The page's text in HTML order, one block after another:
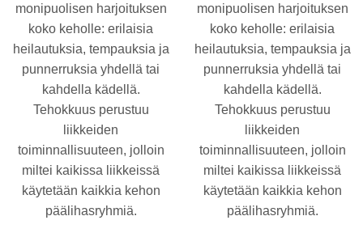
monipuolisen harjoituksen
koko keholle: erilaisia
heilautuksia, tempauksia ja
punnerruksia yhdellä tai
kahdella kädellä.
Tehokkuus perustuu
liikkeiden
toiminnallisuuteen, jolloin
miltei kaikissa liikkeissä
käytetään kaikkia kehon
päälihasryhmiä.
monipuolisen harjoituksen
koko keholle: erilaisia
heilautuksia, tempauksia ja
punnerruksia yhdellä tai
kahdella kädellä.
Tehokkuus perustuu
liikkeiden
toiminnallisuuteen, jolloin
miltei kaikissa liikkeissä
käytetään kaikkia kehon
päälihasryhmiä.